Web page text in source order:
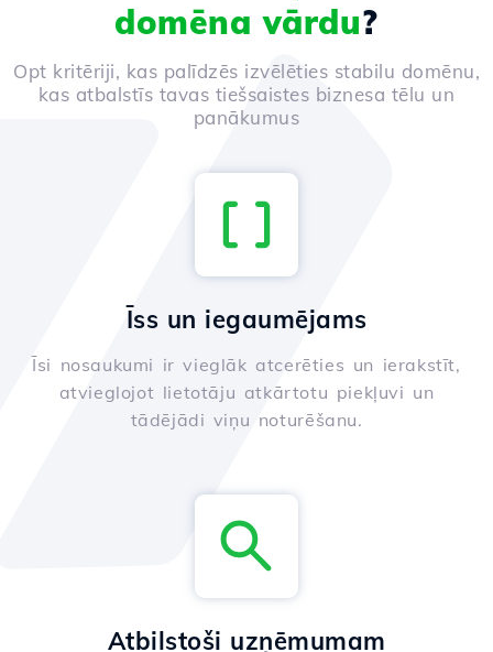
domēna vārdu?
Opt kritēriji, kas palīdzēs izvēlēties stabilu domēnu,
kas atbalstīs tavas tiešsaistes biznesa tēlu un
panākumus
Īss un iegaumējams
Īsi nosaukumi ir vieglāk atcerēties un ierakstīt,
atvieglojot lietotāju atkārtotu piekļuvi un
tādējādi viņu noturēšanu.
Atbilstoši uzņēmumam